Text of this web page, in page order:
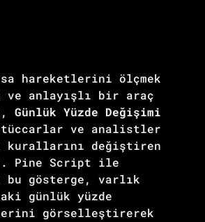
hareketlerini ölçmek
ve anlayışlı bir araç
Günlük Yüzde Değişimi
tüccarlar ve analistler
kurallarını değiştiren
Pine Script ile
bu gösterge, varlık
günlük yüzde
görselleştirerek